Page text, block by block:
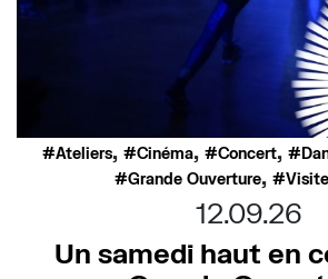
Ateliers, Cinéma, Concert,
Grande Ouverture,
12.09.26
Un samedi haut en